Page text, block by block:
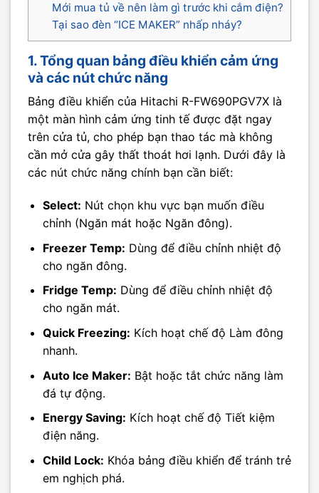
Mới mua tủ về nên làm gì trước khi cắm điện?
Tại sao đèn “ICE MAKER” nhấp nháy?
1. Tổng quan bảng điều khiển cảm ứng
và các nút chức năng
Bảng điều khiển của Hitachi R-FW690PGV7X là
một màn hình cảm ứng tinh tế được đặt ngay
trên cửa tủ, cho phép bạn thao tác mà không
cần mở cửa gây thất thoát hơi lạnh. Dưới đây là
các nút chức năng chính bạn cần biết:
Select: Nút chọn khu vực bạn muốn điều
chỉnh (Ngăn mát hoặc Ngăn đông).
Freezer Temp: Dùng để điều chỉnh nhiệt độ
cho ngăn đông.
Fridge Temp: Dùng để điều chỉnh nhiệt độ
cho ngăn mát.
Quick Freezing: Kích hoạt chế độ Làm đông
nhanh.
Auto Ice Maker: Bật hoặc tắt chức năng làm
đá tự động.
Energy Saving: Kích hoạt chế độ Tiết kiệm
điện năng.
Child Lock: Khóa bảng điều khiển để tránh trẻ
em nghịch phá.